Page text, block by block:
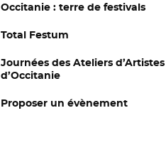
Occitanie : terre de festivals
Total Festum
Journées des Ateliers d’Artistes
d’Occitanie
Proposer un évènement